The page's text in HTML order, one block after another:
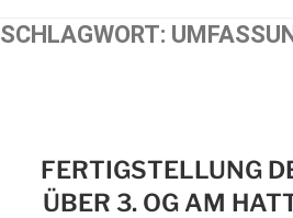
SCHLAGWORT:
FERTIGSTELLUNG
ÜBER 3. OG AM